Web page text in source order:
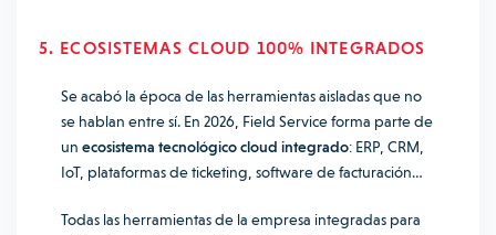
5. ECOSISTEMAS CLOUD 100% INTEGRADOS
Se acabó la época de las herramientas aisladas que no
se hablan entre sí. En 2026, Field Service forma parte de
un ecosistema tecnológico cloud integrado: ERP, CRM,
IoT, plataformas de ticketing, software de facturación…
Todas las herramientas de la empresa integradas para